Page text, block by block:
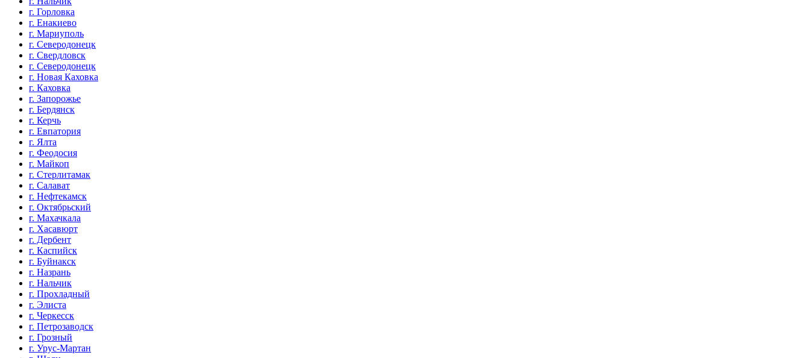
г. Горловка
г. Енакиево
г. Мариуполь
г. Северодонецк
г. Свердловск
г. Северодонецк
г. Новая Каховка
г. Каховка
г. Запорожье
г. Бердянск
г. Керчь
г. Евпатория
г. Ялта
г. Феодосия
г. Майкоп
г. Стерлитамак
г. Салават
г. Нефтекамск
г. Октябрьский
г. Махачкала
г. Хасавюрт
г. Дербент
г. Каспийск
г. Буйнакск
г. Назрань
г. Нальчик
г. Прохладный
г. Элиста
г. Черкесск
г. Петрозаводск
г. Грозный
г. Урус-Мартан